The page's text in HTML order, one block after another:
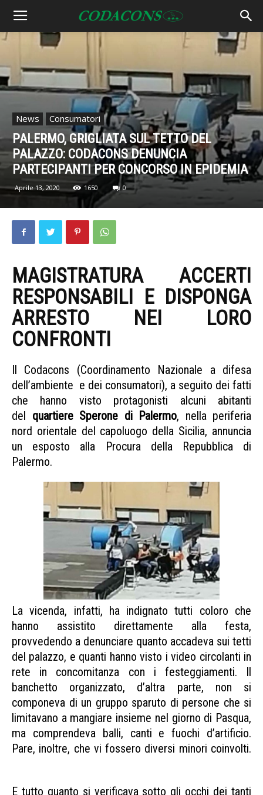
News Consumatori
PALERMO, GRIGLIATA SUL TETTO DEL
PALAZZO: CODACONS DENUNCIA
PARTECIPANTI PER CONCORSO IN EPIDEMIA
Aprile 13, 2020 1650 0
MAGISTRATURA ACCERTI
RESPONSABILI E DISPONGA
ARRESTO NEI LORO
CONFRONTI
Il Codacons (Coordinamento Nazionale a difesa
dell’ambiente e dei consumatori), a seguito dei fatti
che hanno visto protagonisti alcuni abitanti
del quartiere Sperone di Palermo, nella periferia
nord orientale del capoluogo della Sicilia, annuncia
un esposto alla Procura della Repubblica di
Palermo.
La vicenda, infatti, ha indignato tutti coloro che
hanno assistito direttamente alla festa,
provvedendo a denunciare quanto accadeva sui tetti
del palazzo, e quanti hanno visto i video circolanti in
rete in concomitanza con i festeggiamenti. Il
banchetto organizzato, d’altra parte, non si
componeva di un gruppo sparuto di persone che si
limitavano a mangiare insieme nel giorno di Pasqua,
ma comprendeva balli, canti e fuochi d’artificio.
Pare, inoltre, che vi fossero diversi minori coinvolti.
E tutto quanto si verificava sotto gli occhi dei tanti